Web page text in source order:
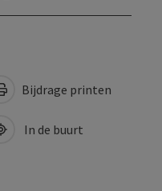
Bijdrage printen
In de buurt